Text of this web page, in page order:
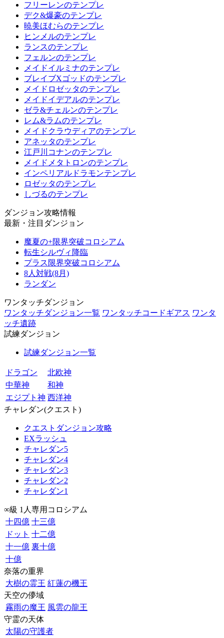
フリーレンのテンプレ
デク&爆豪のテンプレ
暁美ほむらのテンプレ
ヒンメルのテンプレ
ランスのテンプレ
フェルンのテンプレ
メイドイルミナのテンプレ
ブレイブXゴッドのテンプレ
メイドロゼッタのテンプレ
メイドイデアルのテンプレ
ゼラ&チェルンのテンプレ
レム&ラムのテンプレ
メイドクラウディアのテンプレ
アネッタのテンプレ
江戸川コナンのテンプレ
メイドメタトロンのテンプレ
インペリアルドラモンテンプレ
ロゼッタのテンプレ
しづるのテンプレ
ダンジョン攻略情報
最新・注目ダンジョン
魔夏の+限界突破コロシアム
転生シルヴィ降臨
プラス限界突破コロシアム
8人対戦(8月)
ランダン
ワンタッチダンジョン
ワンタッチダンジョン一覧 ワンタッチコードギアス ワンタ
ッチ遺跡
試練ダンジョン
試練ダンジョン一覧
ドラゴン
北欧神
中華神
和神
エジプト神 西洋神
チャレダン(クエスト)
クエストダンジョン攻略
EXラッシュ
チャレダン5
チャレダン4
チャレダン3
チャレダン2
チャレダン1
∞級 1人専用コロシアム
十四億 十三億
ドット 十二億
十一億 裏十億
十億
奈落の重界
大樹の霊王 紅蓮の機王
天空の儚域
霧雨の魔王 風雲の龍王
守霊の天体
太陽の守護者